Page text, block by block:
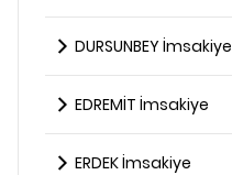
DURSUNBEY İmsakiye
EDREMİT İmsakiye
ERDEK İmsakiye